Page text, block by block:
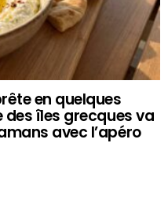
en quelques
îles grecques va
avec l’apéro